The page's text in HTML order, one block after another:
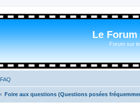
Le Forum
Forum sur
FAQ
Foire aux questions (Questions posées